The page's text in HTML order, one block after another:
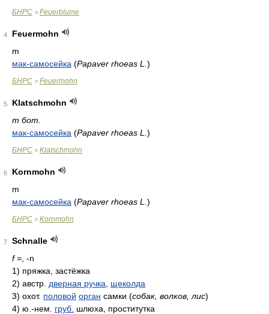
БНРС > Feuerblume
4
Feuermohn
m
мак-самосейка (Papaver rhoeas L. )
БНРС > Feuermohn
5
Klatschmohn
m бот.
мак-самосейка (Papaver rhoeas L. )
БНРС > Klatschmohn
6
Kornmohn
m
мак-самосейка (Papaver rhoeas L. )
БНРС > Kornmohn
7
Schnalle
f = , -n
1) пряжка, застёжка
2) австр. дверная ручка
щеколда
3) охот. половой орган самки (собак, волков, лис)
4) ю.-нем. груб. шлюха, проститутка